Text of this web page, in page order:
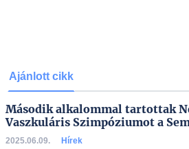
Ajánlott cikk
Második alkalommal tartottak
Vaszkuláris Szimpóziumot a
2025.06.09. Hírek